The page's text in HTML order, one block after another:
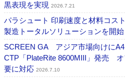
黒表現を実現 2026.7.21
パラシュート 印刷速度と材料コス
製造トータルソリューションを開始
SCREEN GA アジア市場向けに
CTP「PlateRite 8600MIII」発売
要に対応 2026.7.10